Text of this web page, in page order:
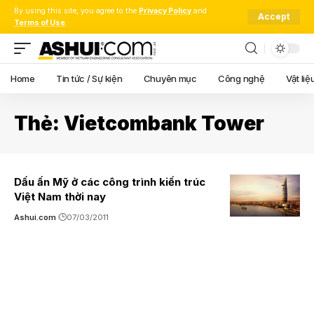
By using this site, you agree to the Privacy Policy and
Terms of Use.
Accept
Home Tin tức / Sự kiện Chuyên mục Công nghệ Vật
Thẻ: Vietcombank Tower
Dấu ấn Mỹ ở các công trình kiến trúc
Việt Nam thời nay
Ashui.com 07/03/2011